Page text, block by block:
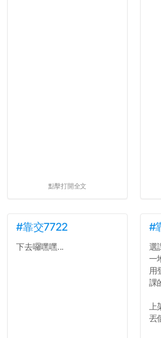
點擊打開全文
#靠交7722
下去囉嘿嘿...
#
選
一
用
課
丟